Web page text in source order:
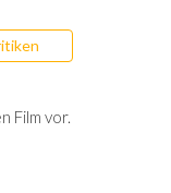
Film vor.